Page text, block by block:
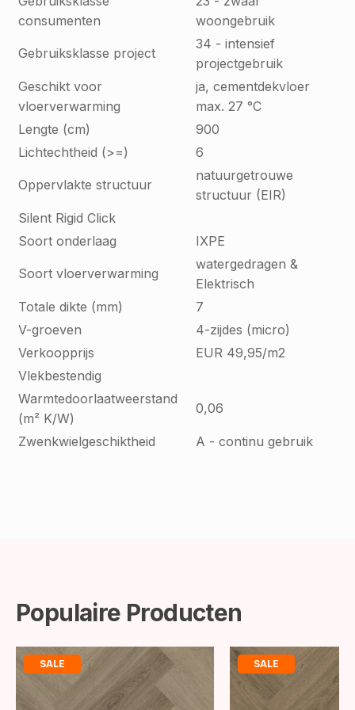
consumenten
woongebruik
Gebruiksklasse project
34 - intensief
projectgebruik
Geschikt voor
vloerverwarming
ja, cementdekvloer
max. 27 °C
Lengte (cm)
900
Lichtechtheid (>=)
6
Oppervlakte structuur
natuurgetrouwe
structuur (EIR)
Silent Rigid Click
Soort onderlaag
IXPE
Soort vloerverwarming
watergedragen &
Elektrisch
Totale dikte (mm)
7
V-groeven
4-zijdes (micro)
Verkoopprijs
EUR 49,95/m2
Vlekbestendig
Warmtedoorlaatweerstand
(m² K/W)
0,06
Zwenkwielgeschiktheid A - continu gebruik
Populaire Producten
SALE SALE